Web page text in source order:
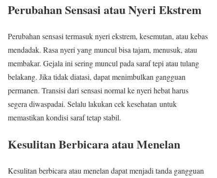
Perubahan Sensasi atau Nyeri Ekstrem
Perubahan sensasi termasuk nyeri ekstrem, kesemutan, atau kebas
mendadak. Rasa nyeri yang muncul bisa tajam, menusuk, atau
membakar. Gejala ini sering muncul pada saraf tepi atau tulang
belakang. Jika tidak diatasi, dapat menimbulkan gangguan
permanen. Transisi dari sensasi normal ke nyeri hebat harus
segera diwaspadai. Selalu lakukan cek kesehatan untuk
memastikan kondisi saraf tetap stabil.
Kesulitan Berbicara atau Menelan
Kesulitan berbicara atau menelan dapat menjadi tanda gangguan